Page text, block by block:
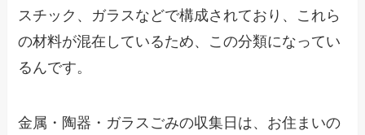
スチック、ガラスなどで構成されており、これら
の材料が混在しているため、この分類になってい
るんです。
金属・陶器・ガラスごみの収集日は、お住まいの